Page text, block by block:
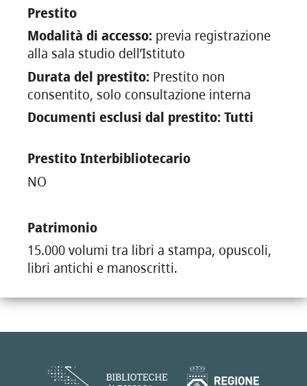
Prestito
Modalità di accesso: previa registrazione
alla sala studio dell’Istituto
Durata del prestito: Prestito non
consentito, solo consultazione interna
Documenti esclusi dal prestito: Tutti
Prestito Interbibliotecario
NO
Patrimonio
15.000 volumi tra libri a stampa, opuscoli,
libri antichi e manoscritti.